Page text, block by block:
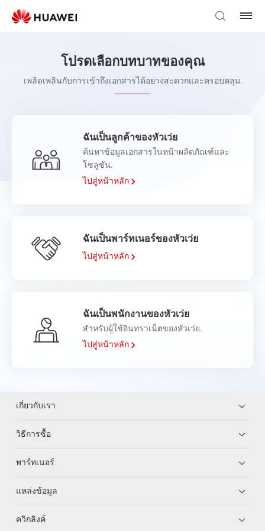
โปรดเลือกบทบาทของคุณ
เพลิดเพลินกับการเข้าถึงเอกสารได้อย่างสะดวกและครอบคลุม.
ฉันเป็นลูกค้าของหัวเว่ย
ค้นหาข้อมูลเอกสารในหน้าผลิตภัณฑ์และ
โซลูชัน.
ไปสู่หน้าหลัก
ฉันเป็นพาร์ทเนอร์ของหัวเว่ย
ไปสู่หน้าหลัก
ฉันเป็นพนักงานของหัวเว่ย
สำหรับผู้ใช้อินทราเน็ตของหัวเว่ย.
ไปสู่หน้าหลัก
เกี่ยวกับเรา
วิธีการซื้อ
พาร์ทเนอร์
แหล่งข้อมูล
ควิกลิงค์